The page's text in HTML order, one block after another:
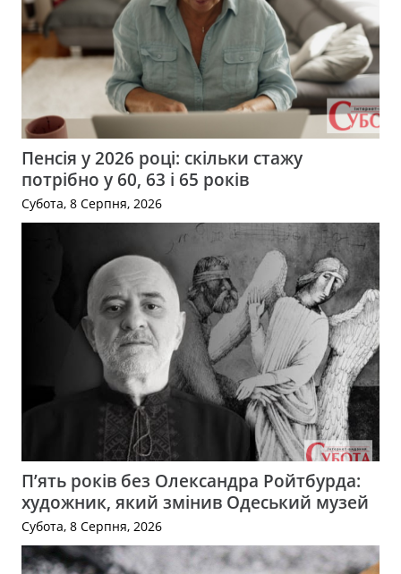
Пенсія у 2026 році: скільки стажу
потрібно у 60, 63 і 65 років
Субота, 8 Серпня, 2026
П’ять років без Олександра Ройтбурда:
художник, який змінив Одеський музей
Субота, 8 Серпня, 2026